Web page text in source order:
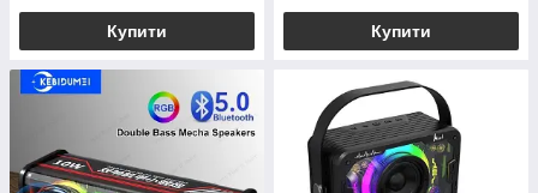
Купити Купити